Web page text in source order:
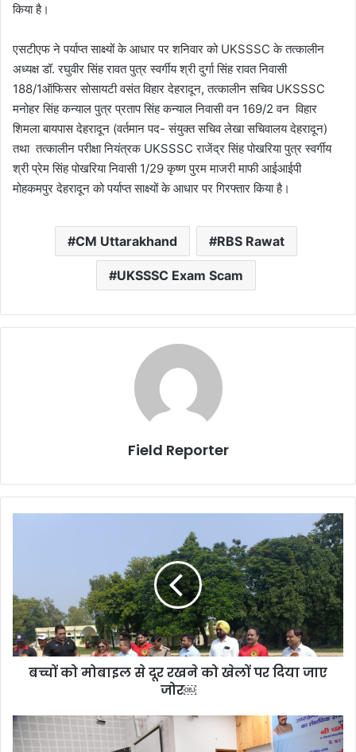
किया है।
एसटीएफ ने पर्याप्त साक्ष्यों के आधार पर शनिवार को UKSSSC के तत्कालीन
अध्यक्ष डॉ. रघुवीर सिंह रावत पुत्र स्वर्गीय श्री दुर्गा सिंह रावत निवासी
188/1ऑफिसर सोसायटी वसंत विहार देहरादून, तत्कालीन सचिव UKSSSC
मनोहर सिंह कन्याल पुत्र प्रताप सिंह कन्याल निवासी वन 169/2 वन विहार
शिमला बायपास देहरादून (वर्तमान पद- संयुक्त सचिव लेखा सचिवालय देहरादून)
तथा तत्कालीन परीक्षा नियंत्रक UKSSSC राजेंद्र सिंह पोखरिया पुत्र स्वर्गीय
श्री प्रेम सिंह पोखरिया निवासी 1/29 कृष्ण पुरम माजरी माफी आईआईपी
मोहकमपुर देहरादून को पर्याप्त साक्ष्यों के आधार पर गिरफ्तार किया है।
CM Uttarakhand RBS Rawat
UKSSSC Exam Scam
Field Reporter
रखने
को
खेलों
पर
￼
बच्चों को मोबाइल से दूर रखने को खेलों पर दिया जाए
जोर￼
सूबे
में